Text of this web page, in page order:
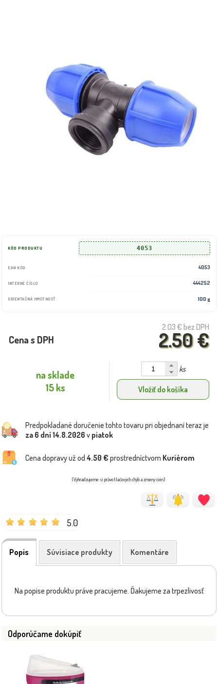
KÓD PRODUKTU 4053
EAN KÓD 4053
INTERNÉ ČÍSLO 444252
ORIENTAČNÁ HMOTNOSŤ 100 g
2.03 € bez DPH
2.50 €
Cena s DPH
na sklade
15 ks
ks
Vložiť do košíka
Predpokladané doručenie tohto tovaru pri objednaní teraz je
za 6 dní14.8.2026 v piatok
Cena dopravy už od 4.50 € prostredníctvom Kuriérom
(Vyhradzujeme si právo tlačových chýb a zmeny cien)
5.0
Popis Súvisiace produkty Komentáre
Na popise produktu práve pracujeme. Ďakujeme za trpezlivosť
Odporúčame dokúpiť